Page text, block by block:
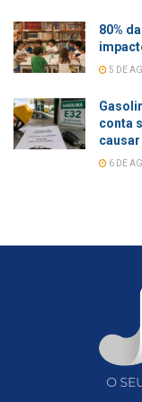
80%
5 DE
conta
6 DE